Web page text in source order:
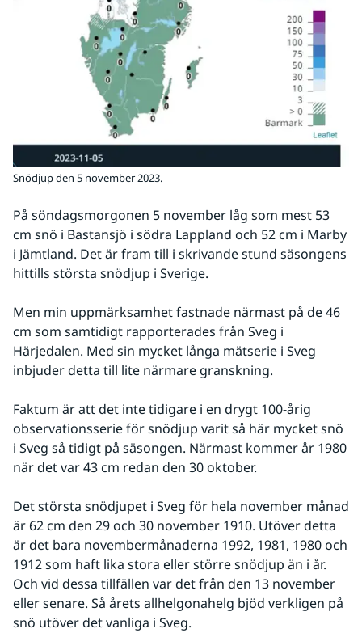
Snödjup den 5 november 2023.
På söndagsmorgonen 5 november låg som mest 53
cm snö i Bastansjö i södra Lappland och 52 cm i Marby
i Jämtland. Det är fram till i skrivande stund säsongens
hittills största snödjup i Sverige.
Men min uppmärksamhet fastnade närmast på de 46
cm som samtidigt rapporterades från Sveg i
Härjedalen. Med sin mycket långa mätserie i Sveg
inbjuder detta till lite närmare granskning.
Faktum är att det inte tidigare i en drygt 100-årig
observationsserie för snödjup varit så här mycket snö
i Sveg så tidigt på säsongen. Närmast kommer år 1980
när det var 43 cm redan den 30 oktober.
Det största snödjupet i Sveg för hela november månad
är 62 cm den 29 och 30 november 1910. Utöver detta
är det bara novembermånaderna 1992, 1981, 1980 och
1912 som haft lika stora eller större snödjup än i år.
Och vid dessa tillfällen var det från den 13 november
eller senare. Så årets allhelgonahelg bjöd verkligen på
snö utöver det vanliga i Sveg.